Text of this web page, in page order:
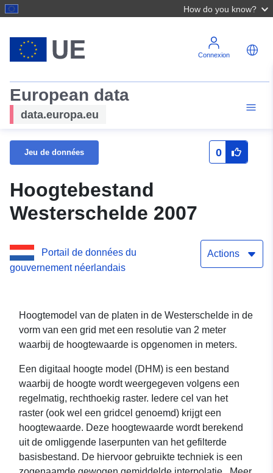
How do you know?
Connexion
European data
data.europa.eu
Jeu de données 0
Hoogtebestand
Westerschelde 2007
Portail de données du
gouvernement néerlandais
Actions
Hoogtemodel van de platen in de Westerschelde in de
vorm van een grid met een resolutie van 2 meter
waarbij de hoogtewaarde is opgenomen in meters.
Een digitaal hoogte model (DHM) is een bestand
waarbij de hoogte wordt weergegeven volgens een
regelmatig, rechthoekig raster. Iedere cel van het
raster (ook wel een gridcel genoemd) krijgt een
hoogtewaarde. Deze hoogtewaarde wordt berekend
uit de omliggende laserpunten van het gefilterde
basisbestand. De hiervoor gebruikte techniek is een